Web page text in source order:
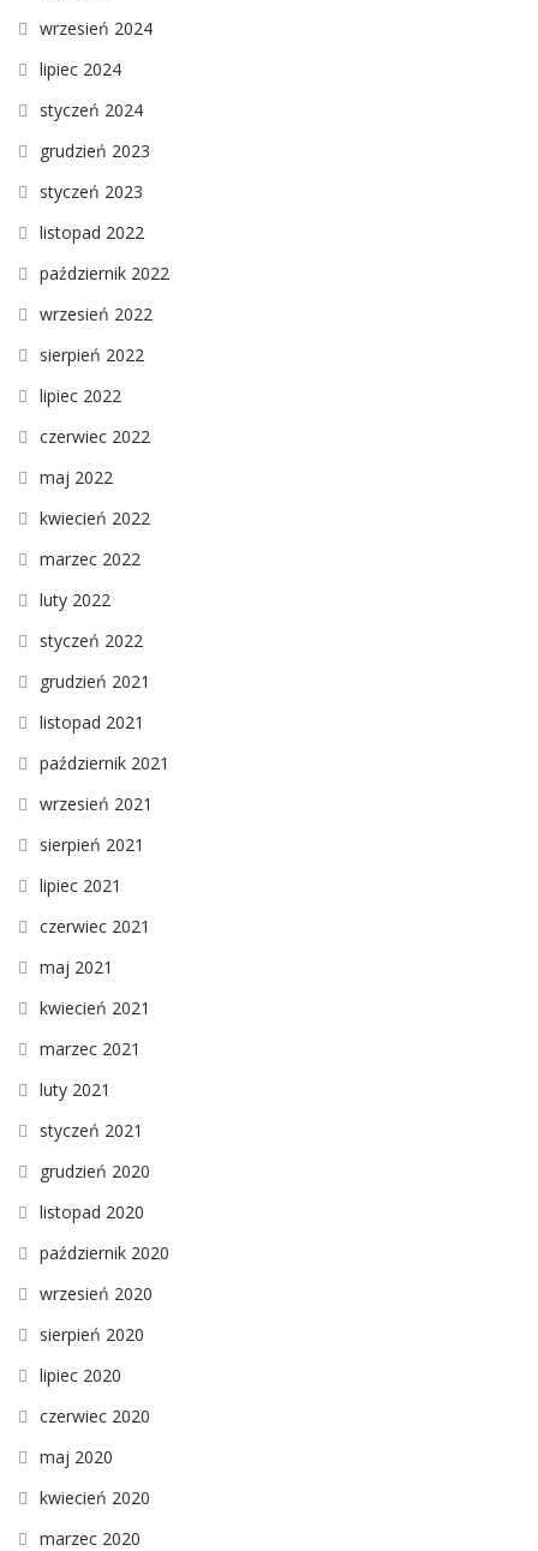
wrzesień 2024
lipiec 2024
styczeń 2024
grudzień 2023
styczeń 2023
listopad 2022
październik 2022
wrzesień 2022
sierpień 2022
lipiec 2022
czerwiec 2022
maj 2022
kwiecień 2022
marzec 2022
luty 2022
styczeń 2022
grudzień 2021
listopad 2021
październik 2021
wrzesień 2021
sierpień 2021
lipiec 2021
czerwiec 2021
maj 2021
kwiecień 2021
marzec 2021
luty 2021
styczeń 2021
grudzień 2020
listopad 2020
październik 2020
wrzesień 2020
sierpień 2020
lipiec 2020
czerwiec 2020
maj 2020
kwiecień 2020
marzec 2020